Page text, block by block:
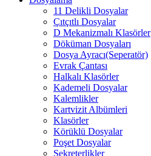
11 Delikli Dosyalar
Çıtçıtlı Dosyalar
D Mekanizmalı Klasörler
Döküman Dosyaları
Dosya Ayracı(Seperatör)
Evrak Çantası
Halkalı Klasörler
Kademeli Dosyalar
Kalemlikler
Kartvizit Albümleri
Klasörler
Körüklü Dosyalar
Poşet Dosyalar
Sekreterlikler